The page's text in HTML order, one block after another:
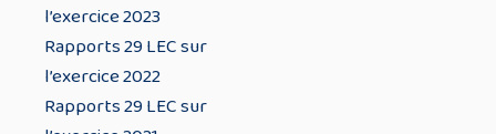
l’exercice 2023
Rapports 29 LEC sur
l’exercice 2022
Rapports 29 LEC sur